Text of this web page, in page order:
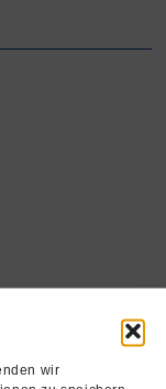
wir